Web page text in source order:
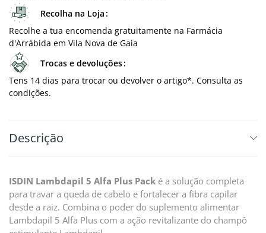
Recolha na Loja
Recolhe a tua encomenda gratuitamente na Farmácia
d'Arrábida em Vila Nova de Gaia
Trocas e devoluções
Tens 14 dias para trocar ou devolver o artigo*. Consulta as
condições.
Descrição
ISDIN Lambdapil 5 Alfa Plus Pack é a solução completa
para travar a queda de cabelo e fortalecer a fibra capilar
desde a raiz. Combina o poder do suplemento alimentar
Lambdapil 5 Alfa Plus com a ação revitalizante do champô